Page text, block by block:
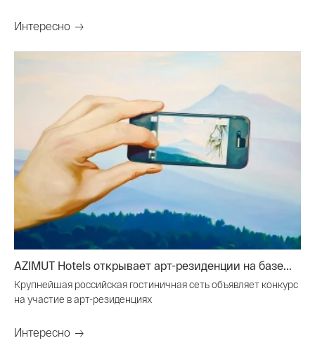
Интересно
AZIMUT Hotels открывает арт-резиденции на базе...
Крупнейшая российская гостиничная сеть объявляет конкурс
на участие в арт-резиденциях
Интересно